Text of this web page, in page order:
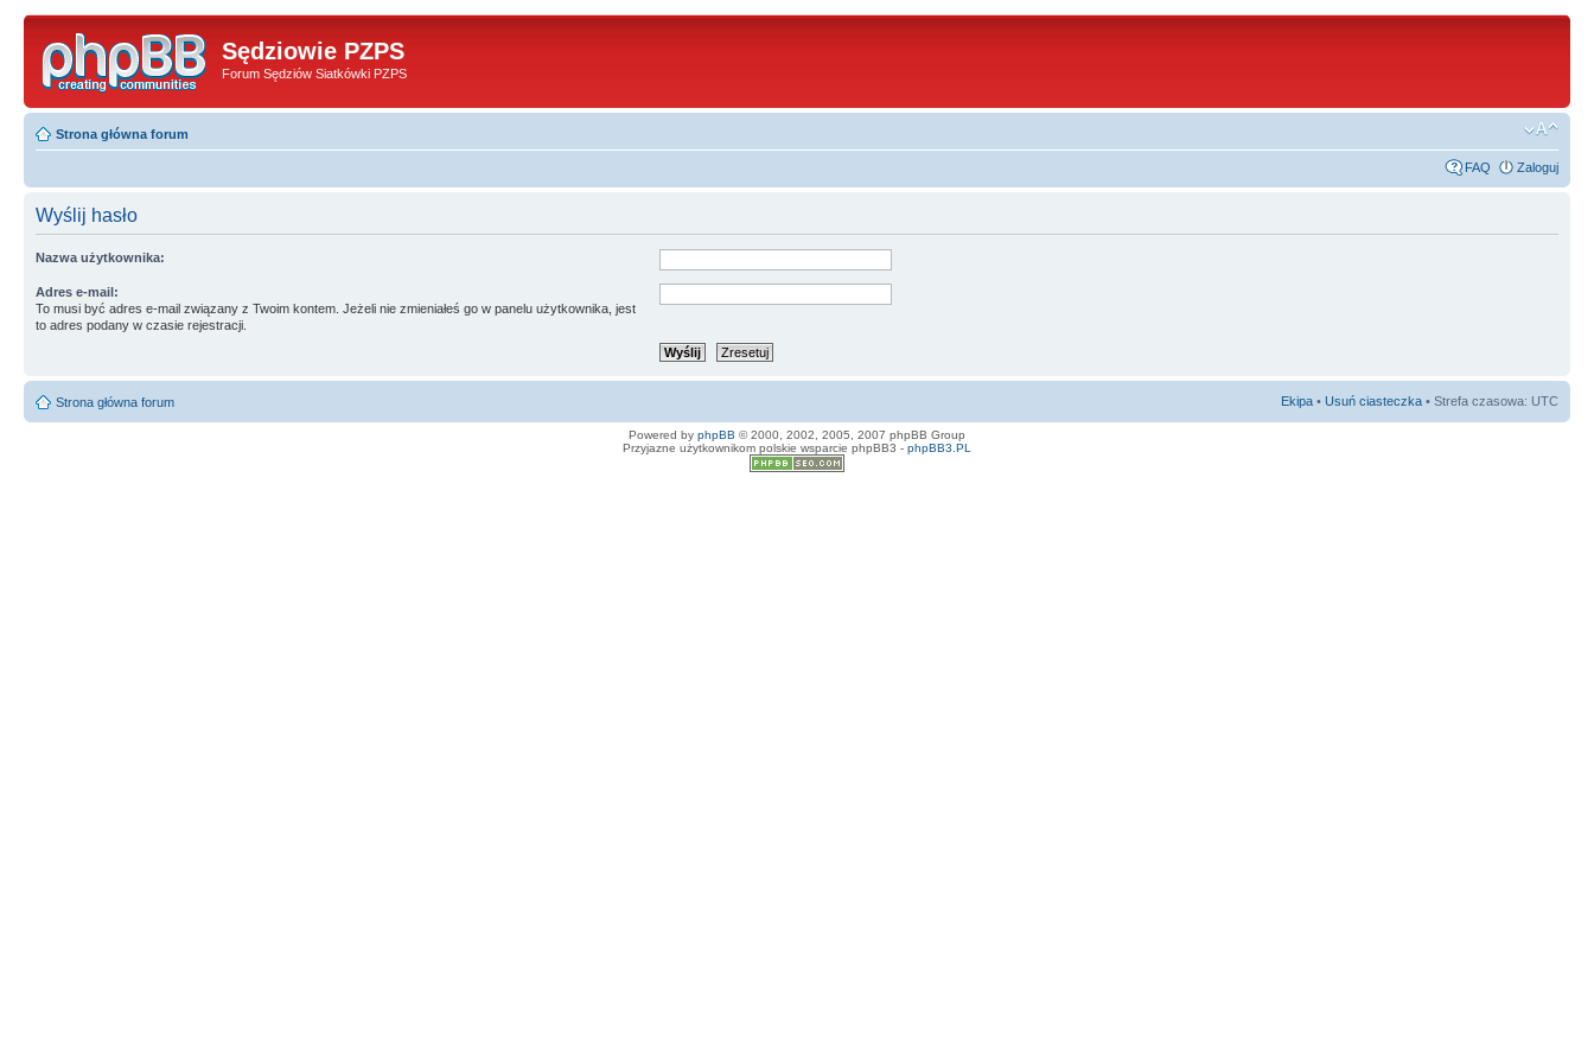
Sędziowie PZPS
Forum Sędziów Siatkówki PZPS
Strona główna forum
FAQ Zaloguj
Wyślij hasło
Nazwa użytkownika:
Adres e-mail:
To musi być adres e-mail związany z Twoim kontem. Jeżeli nie zmieniałeś go w panelu użytkownika, jest
to adres podany w czasie rejestracji.
Strona główna forum Ekipa • Usuń ciasteczka • Strefa czasowa: UTC
Powered by phpBB © 2000, 2002, 2005, 2007 phpBB Group
Przyjazne użytkownikom polskie wsparcie phpBB3 - phpBB3.PL